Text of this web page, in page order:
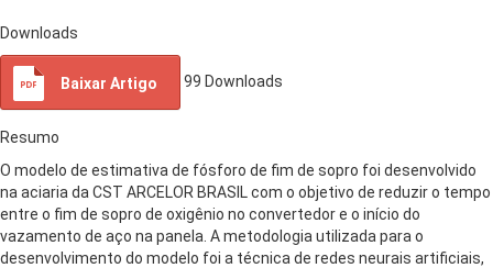
Downloads
Baixar Artigo 99 Downloads
Resumo
O modelo de estimativa de fósforo de fim de sopro foi desenvolvido
na aciaria da CST ARCELOR BRASIL com o objetivo de reduzir o tempo
entre o fim de sopro de oxigênio no convertedor e o início do
vazamento de aço na panela. A metodologia utilizada para o
desenvolvimento do modelo foi a técnica de redes neurais artificiais,